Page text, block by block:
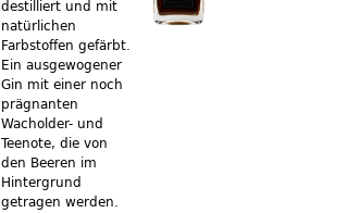
destilliert und mit
natürlichen
Farbstoffen gefärbt.
Ein ausgewogener
Gin mit einer noch
prägnanten
Wacholder- und
Teenote, die von
den Beeren im
Hintergrund
getragen werden.